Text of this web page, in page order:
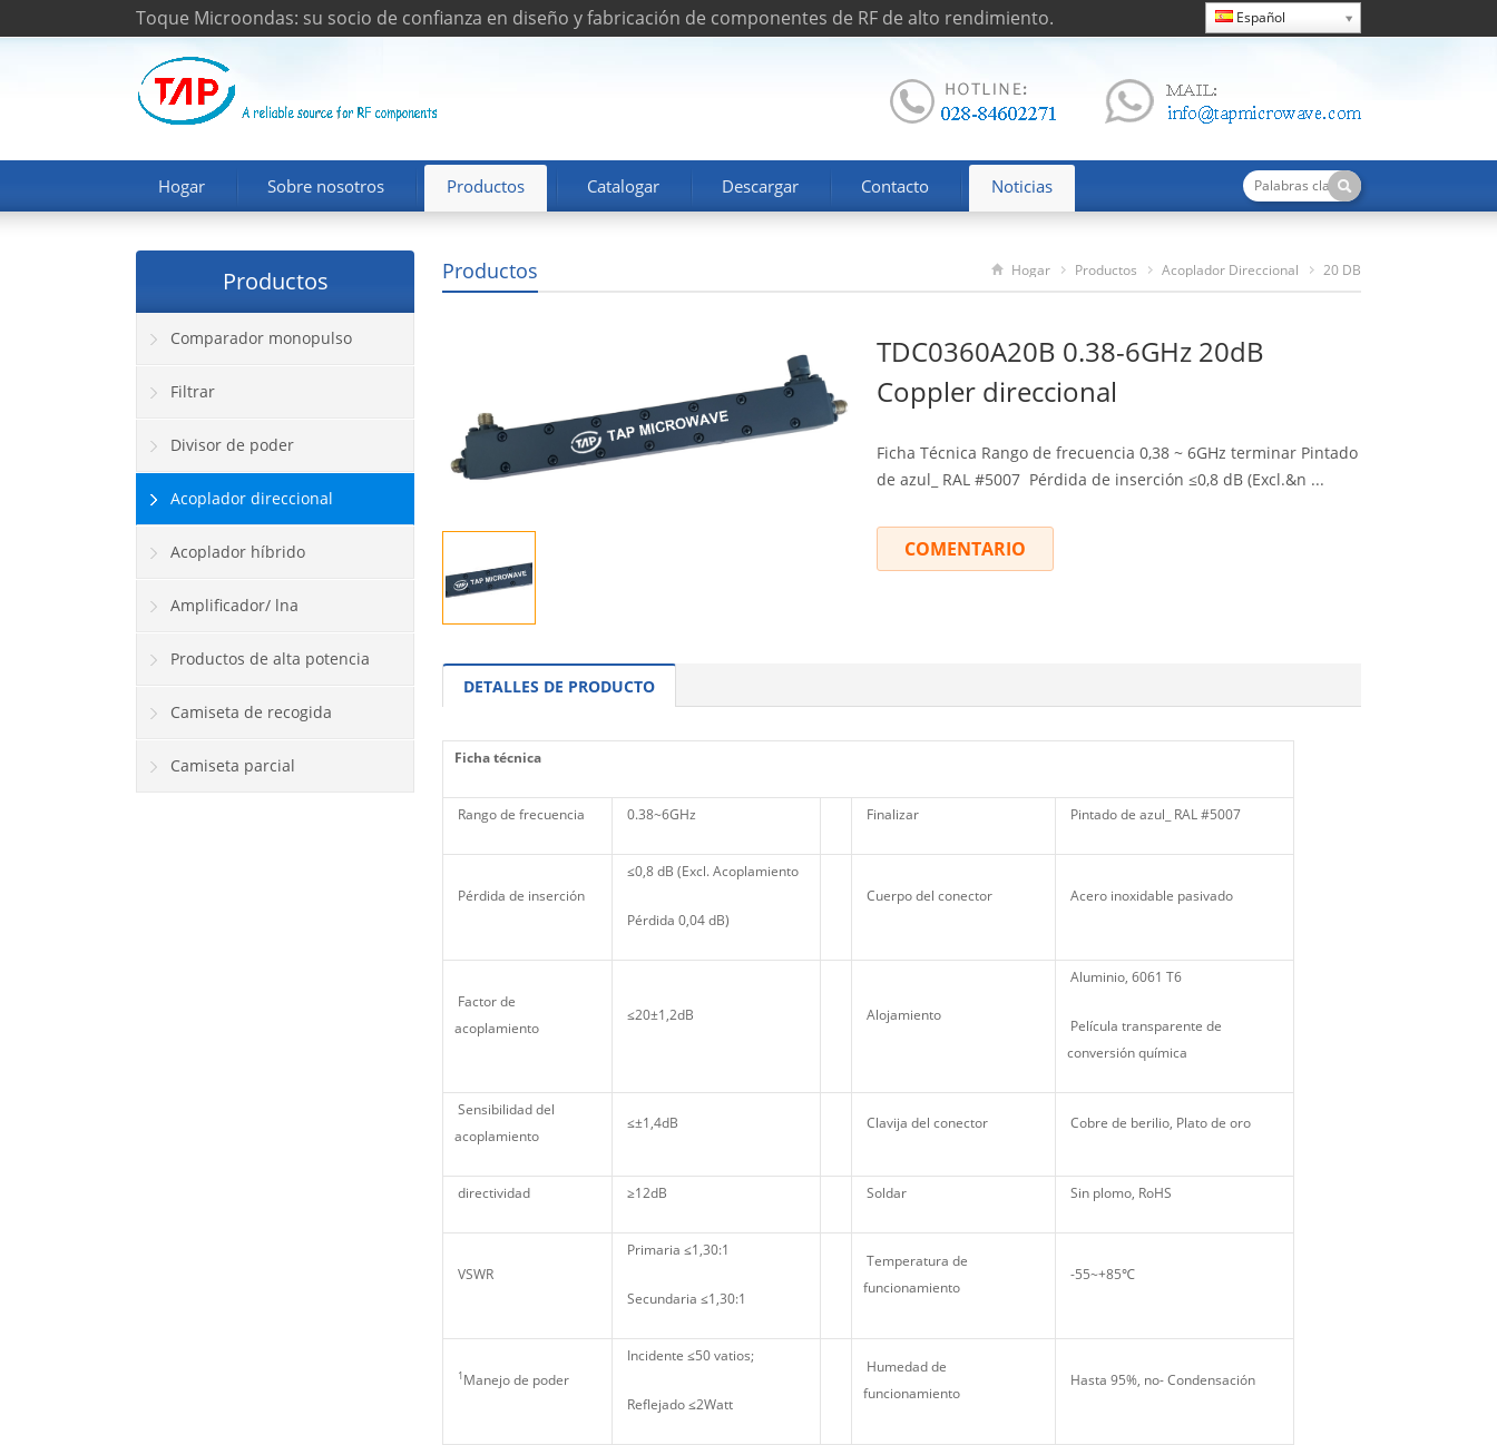
Toque Microondas: su socio de confianza en diseño y fabricación de componentes de RF de alto rendimiento. Español
Hogar Sobre nosotros Productos Catalogar Descargar Contacto Noticias
Productos Hogar Productos Acoplador Direccional 20 DB
TDC0360A20B 0.38-6GHz 20dB
Coppler direccional
Ficha Técnica Rango de frecuencia 0,38 ~ 6GHz terminar Pintado
de azul_ RAL #5007 Pérdida de inserción ≤0,8 dB (Excl.&n ...
COMENTARIO
DETALLES DE PRODUCTO
Ficha técnica
Rango de frecuencia 0.38~6GHz Finalizar Pintado de azul_ RAL #5007
Pérdida de inserción
≤0,8 dB (Excl. Acoplamiento
Pérdida 0,04 dB)
Cuerpo del conector Acero inoxidable pasivado
Factor de
acoplamiento
≤20±1,2dB Alojamiento
Aluminio, 6061 T6
Película transparente de
conversión química
Sensibilidad del
acoplamiento
≤±1,4dB Clavija del conector Cobre de berilio, Plato de oro
directividad ≥12dB Soldar Sin plomo, RoHS
VSWR
Primaria ≤1,30:1
Secundaria ≤1,30:1
Temperatura de
funcionamiento
-55~+85℃
1 Manejo de poder
Incidente ≤50 vatios;
Reflejado ≤2Watt
Humedad de
funcionamiento
Hasta 95%, no- Condensación
Productos
Comparador monopulso
Filtrar
Divisor de poder
Acoplador direccional
Acoplador híbrido
Amplificador/ lna
Productos de alta potencia
Camiseta de recogida
Camiseta parcial